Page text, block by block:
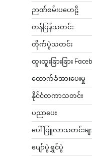
ဉာဏ်စမ်းပဟေဠိ
တန်ပြန်သတင်း
တိုက်ပွဲသတင်း
ထူးထူးခြားခြား
ထောက်ခံအားပေးမှု
နိုင်ငံတကာသတင်း
ပညာပေး
ပေါ်ပြူလာသတင်းမျ
ပျော်ပွဲရွှင်ပွဲ